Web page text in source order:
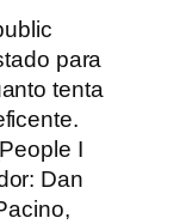
para
tenta
I
Dan